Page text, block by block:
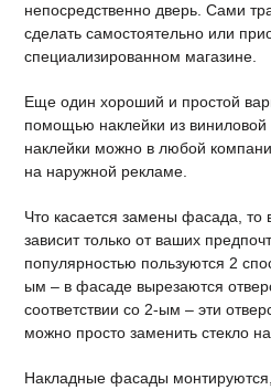
непосредственно дверь. Сами
сделать самостоятельно или
специализированном магазине.
Еще один хороший и простой
помощью наклейки из виниловой
наклейки можно в любой
на наружной рекламе.
Что касается замены фасада, то
зависит только от ваших
популярностью пользуются 2
ым – в фасаде вырезаются
соответствии со 2-ым – эти
можно просто заменить стекло
Накладные фасады